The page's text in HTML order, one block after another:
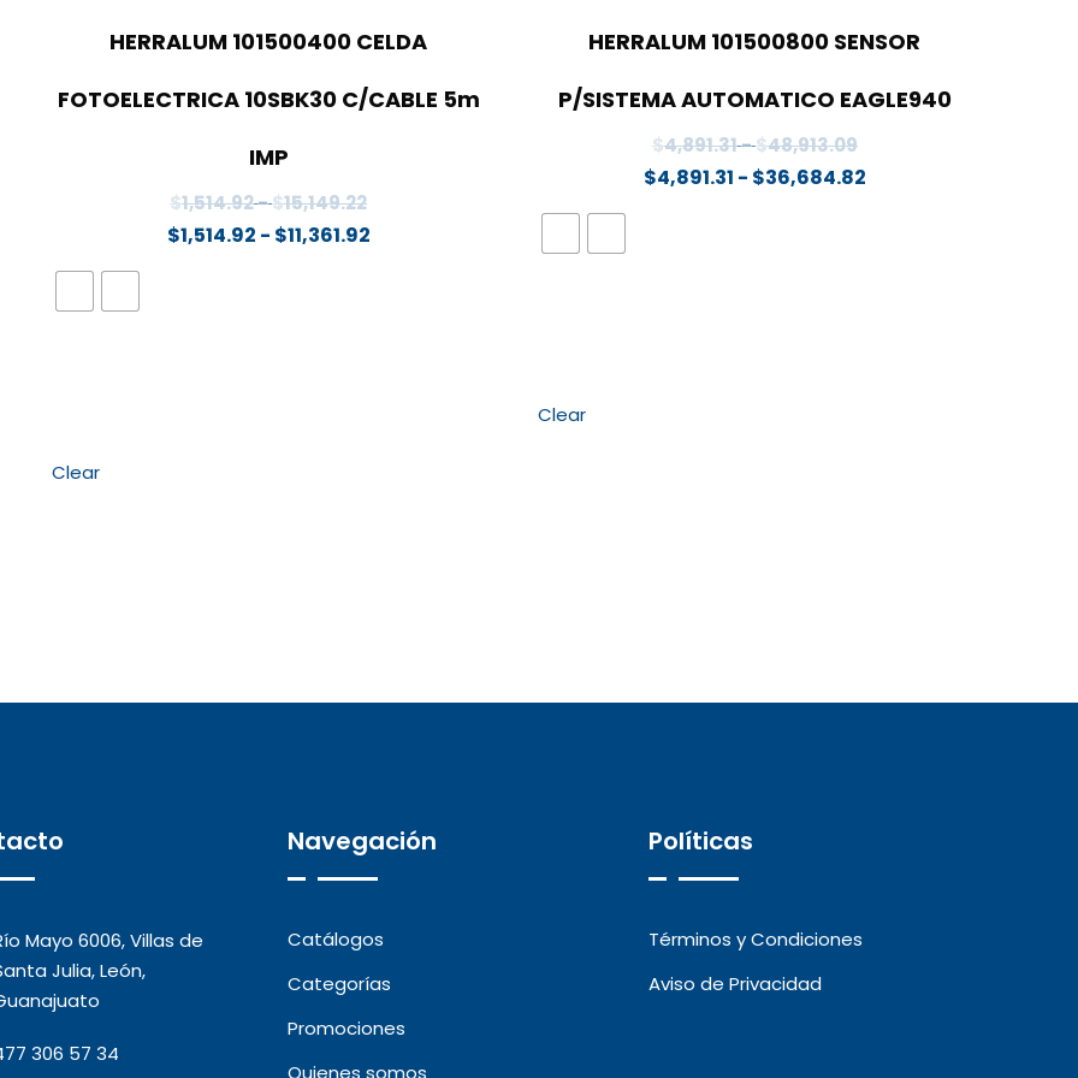
HERRALUM 101500400 CELDA
FOTOELECTRICA 10SBK30 C/CABLE 5m
IMP
$1,514.92-$15,149.22Rango
de
$1,514.92 - $11,361.92Rango
Clear
HERRALUM 101500800 SENSOR
P/SISTEMA AUTOMATICO EAGLE940
$4,891.31-$48,913.09Rango
de
$4,891.31 - $36,684.82Rango
Clear
Mayo 6006, Villas de
Julia, León,
306 57 34
Navegación
Catálogos
Categorías
Promociones
Quienes somos
Políticas
Términos y Condiciones
Aviso de Privacidad